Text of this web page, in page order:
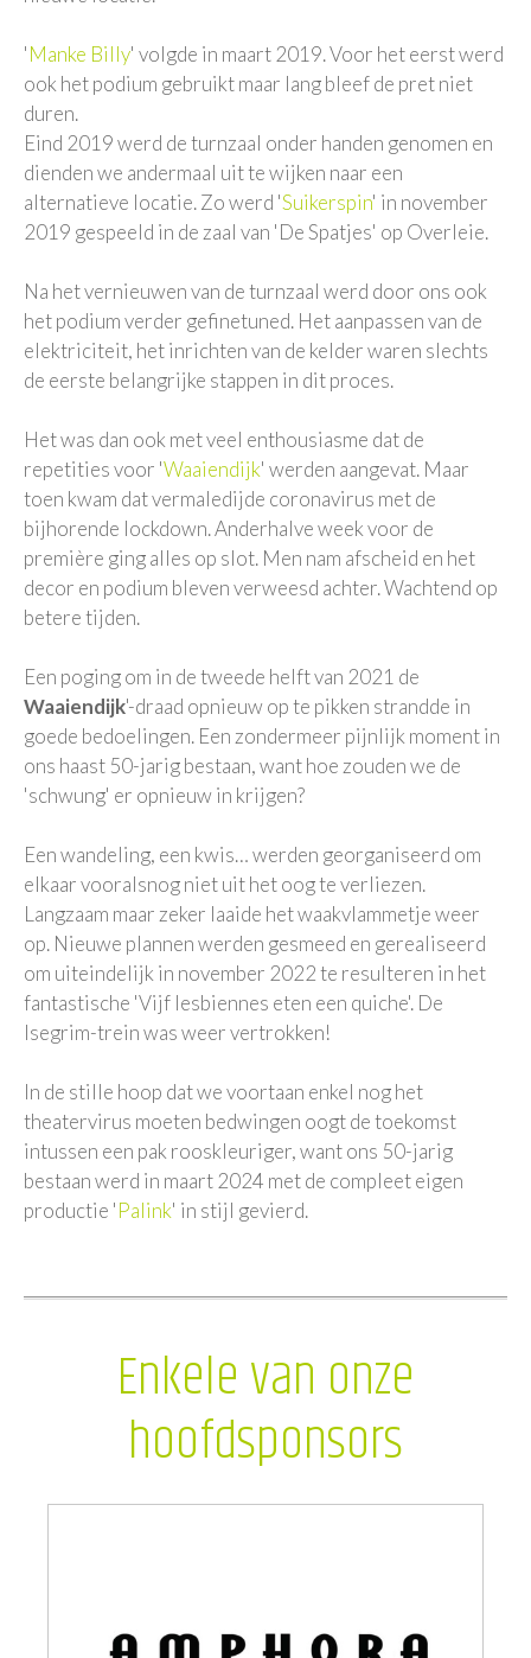
'Manke Billy' volgde in maart 2019. Voor het eerst werd
ook het podium gebruikt maar lang bleef de pret niet
duren.
Eind 2019 werd de turnzaal onder handen genomen en
dienden we andermaal uit te wijken naar een
alternatieve locatie. Zo werd 'Suikerspin' in november
2019 gespeeld in de zaal van 'De Spatjes' op Overleie.
Na het vernieuwen van de turnzaal werd door ons ook
het podium verder gefinetuned. Het aanpassen van de
elektriciteit, het inrichten van de kelder waren slechts
de eerste belangrijke stappen in dit proces.
Het was dan ook met veel enthousiasme dat de
repetities voor 'Waaiendijk' werden aangevat. Maar
toen kwam dat vermaledijde coronavirus met de
bijhorende lockdown. Anderhalve week voor de
première ging alles op slot. Men nam afscheid en het
decor en podium bleven verweesd achter. Wachtend op
betere tijden.
Een poging om in de tweede helft van 2021 de
Waaiendijk'-draad opnieuw op te pikken strandde in
goede bedoelingen. Een zondermeer pijnlijk moment in
ons haast 50-jarig bestaan, want hoe zouden we de
'schwung' er opnieuw in krijgen?
Een wandeling, een kwis… werden georganiseerd om
elkaar vooralsnog niet uit het oog te verliezen.
Langzaam maar zeker laaide het waakvlammetje weer
op. Nieuwe plannen werden gesmeed en gerealiseerd
om uiteindelijk in november 2022 te resulteren in het
fantastische 'Vijf lesbiennes eten een quiche'. De
Isegrim-trein was weer vertrokken!
In de stille hoop dat we voortaan enkel nog het
theatervirus moeten bedwingen oogt de toekomst
intussen een pak rooskleuriger, want ons 50-jarig
bestaan werd in maart 2024 met de compleet eigen
productie 'Palink' in stijl gevierd.
Enkele van onze
hoofdsponsors